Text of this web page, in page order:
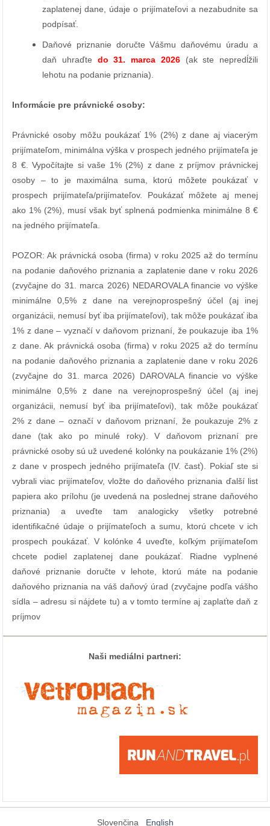
zaplatenej dane, údaje o prijímateľovi a nezabudnite sa
podpísať.
Daňové priznanie doručte Vášmu daňovému úradu a
daň uhraďte do 31. marca 2026(ak ste nepredĺžili
lehotu na podanie priznania).
Informácie pre právnické osoby:
Právnické osoby môžu poukázať 1% (2%) z dane aj viacerým
prijímateľom, minimálna výška v prospech jedného prijímateľa je
8 €. Vypočítajte si vaše 1% (2%) z dane z príjmov právnickej
osoby – to je maximálna suma, ktorú môžete poukázať v
prospech prijímateľa/prijímateľov. Poukázať môžete aj menej
ako 1% (2%), musí však byť splnená podmienka minimálne 8 €
na jedného prijímateľa.
POZOR: Ak právnická osoba (firma) v roku 2025 až do termínu
na podanie daňového priznania a zaplatenie dane v roku 2026
(zvyčajne do 31. marca 2026) NEDAROVALA financie vo výške
minimálne 0,5% z dane na verejnoprospešný účel (aj inej
organizácii, nemusí byť iba prijímateľovi), tak môže poukázať iba
1% z dane – vyznačí v daňovom priznaní, že poukazuje iba 1%
z dane. Ak právnická osoba (firma) v roku 2025 až do termínu
na podanie daňového priznania a zaplatenie dane v roku 2026
(zvyčajne do 31. marca 2026) DAROVALA financie vo výške
minimálne 0,5% z dane na verejnoprospešný účel (aj inej
organizácii, nemusí byť iba prijímateľovi), tak môže poukázať
2% z dane – označí v daňovom priznaní, že poukazuje 2% z
dane (tak ako po minulé roky). V daňovom priznaní pre
právnické osoby sú už uvedené kolónky na poukázanie 1% (2%)
z dane v prospech jedného prijímateľa (IV. časť). Pokiaľ ste si
vybrali viac prijímateľov, vložte do daňového priznania ďalší list
papiera ako prílohu (je uvedená na poslednej strane daňového
priznania) a uveďte tam analogicky všetky potrebné
identifikačné údaje o prijímateľoch a sumu, ktorú chcete v ich
prospech poukázať. V kolónke 4 uveďte, koľkým prijímateľom
chcete podiel zaplatenej dane poukázať. Riadne vyplnené
daňové priznanie doručte v lehote, ktorú máte na podanie
daňového priznania na váš daňový úrad (zvyčajne podľa vášho
sídla – adresu si nájdete tu) a v tomto termíne aj zaplaťte daň z
príjmov
Naši mediálni partneri:
Slovenčina English